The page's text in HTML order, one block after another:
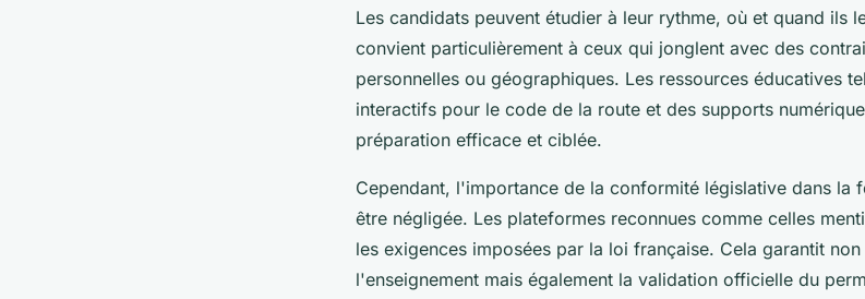
Les candidats peuvent étudier à leur rythme, où et quand ils
convient particulièrement à ceux qui jonglent avec des
personnelles ou géographiques. Les ressources éducatives
interactifs pour le code de la route et des supports
préparation efficace et ciblée.
Cependant, l'importance de la conformité législative dans la
être négligée. Les plateformes reconnues comme celles
les exigences imposées par la loi française. Cela garantit
l'enseignement mais également la validation officielle du